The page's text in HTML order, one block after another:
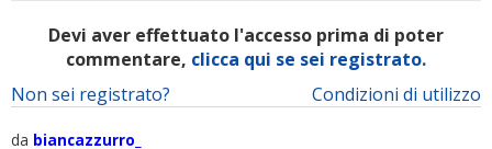
Devi aver effettuato l'accesso prima di poter
commentare, clicca qui se sei registrato.
Condizioni di utilizzo
Non sei registrato?
da biancazzurro_